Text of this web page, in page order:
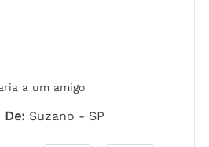
a um amigo
De: Suzano - SP